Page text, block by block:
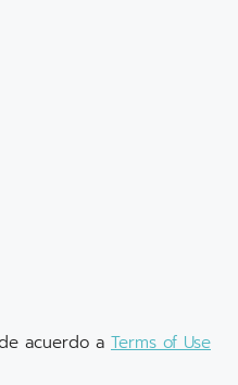
acuerdo a Terms of Use